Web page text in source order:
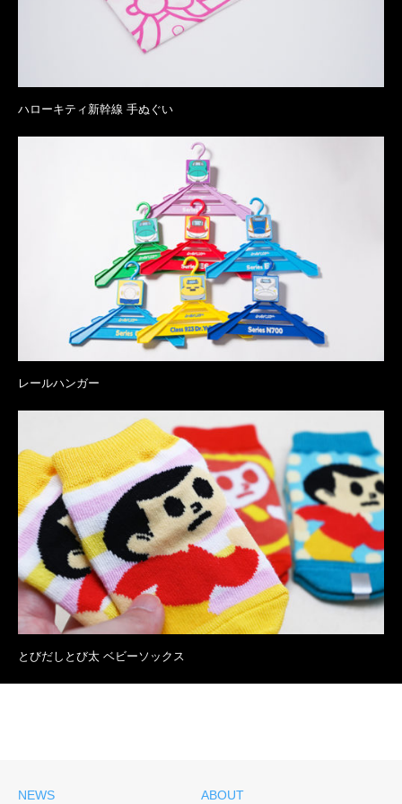
ハローキティ新幹線 手ぬぐい
レールハンガー
とびだしとび太 ベビーソックス
NEWS ABOUT